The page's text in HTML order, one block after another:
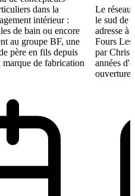
dans la
intérieur :
de bain ou encore
au groupe BF, une
père en fils depuis
de fabrication
Le réseau
le sud de
adresse à
Fours Les
par
années
ouverture